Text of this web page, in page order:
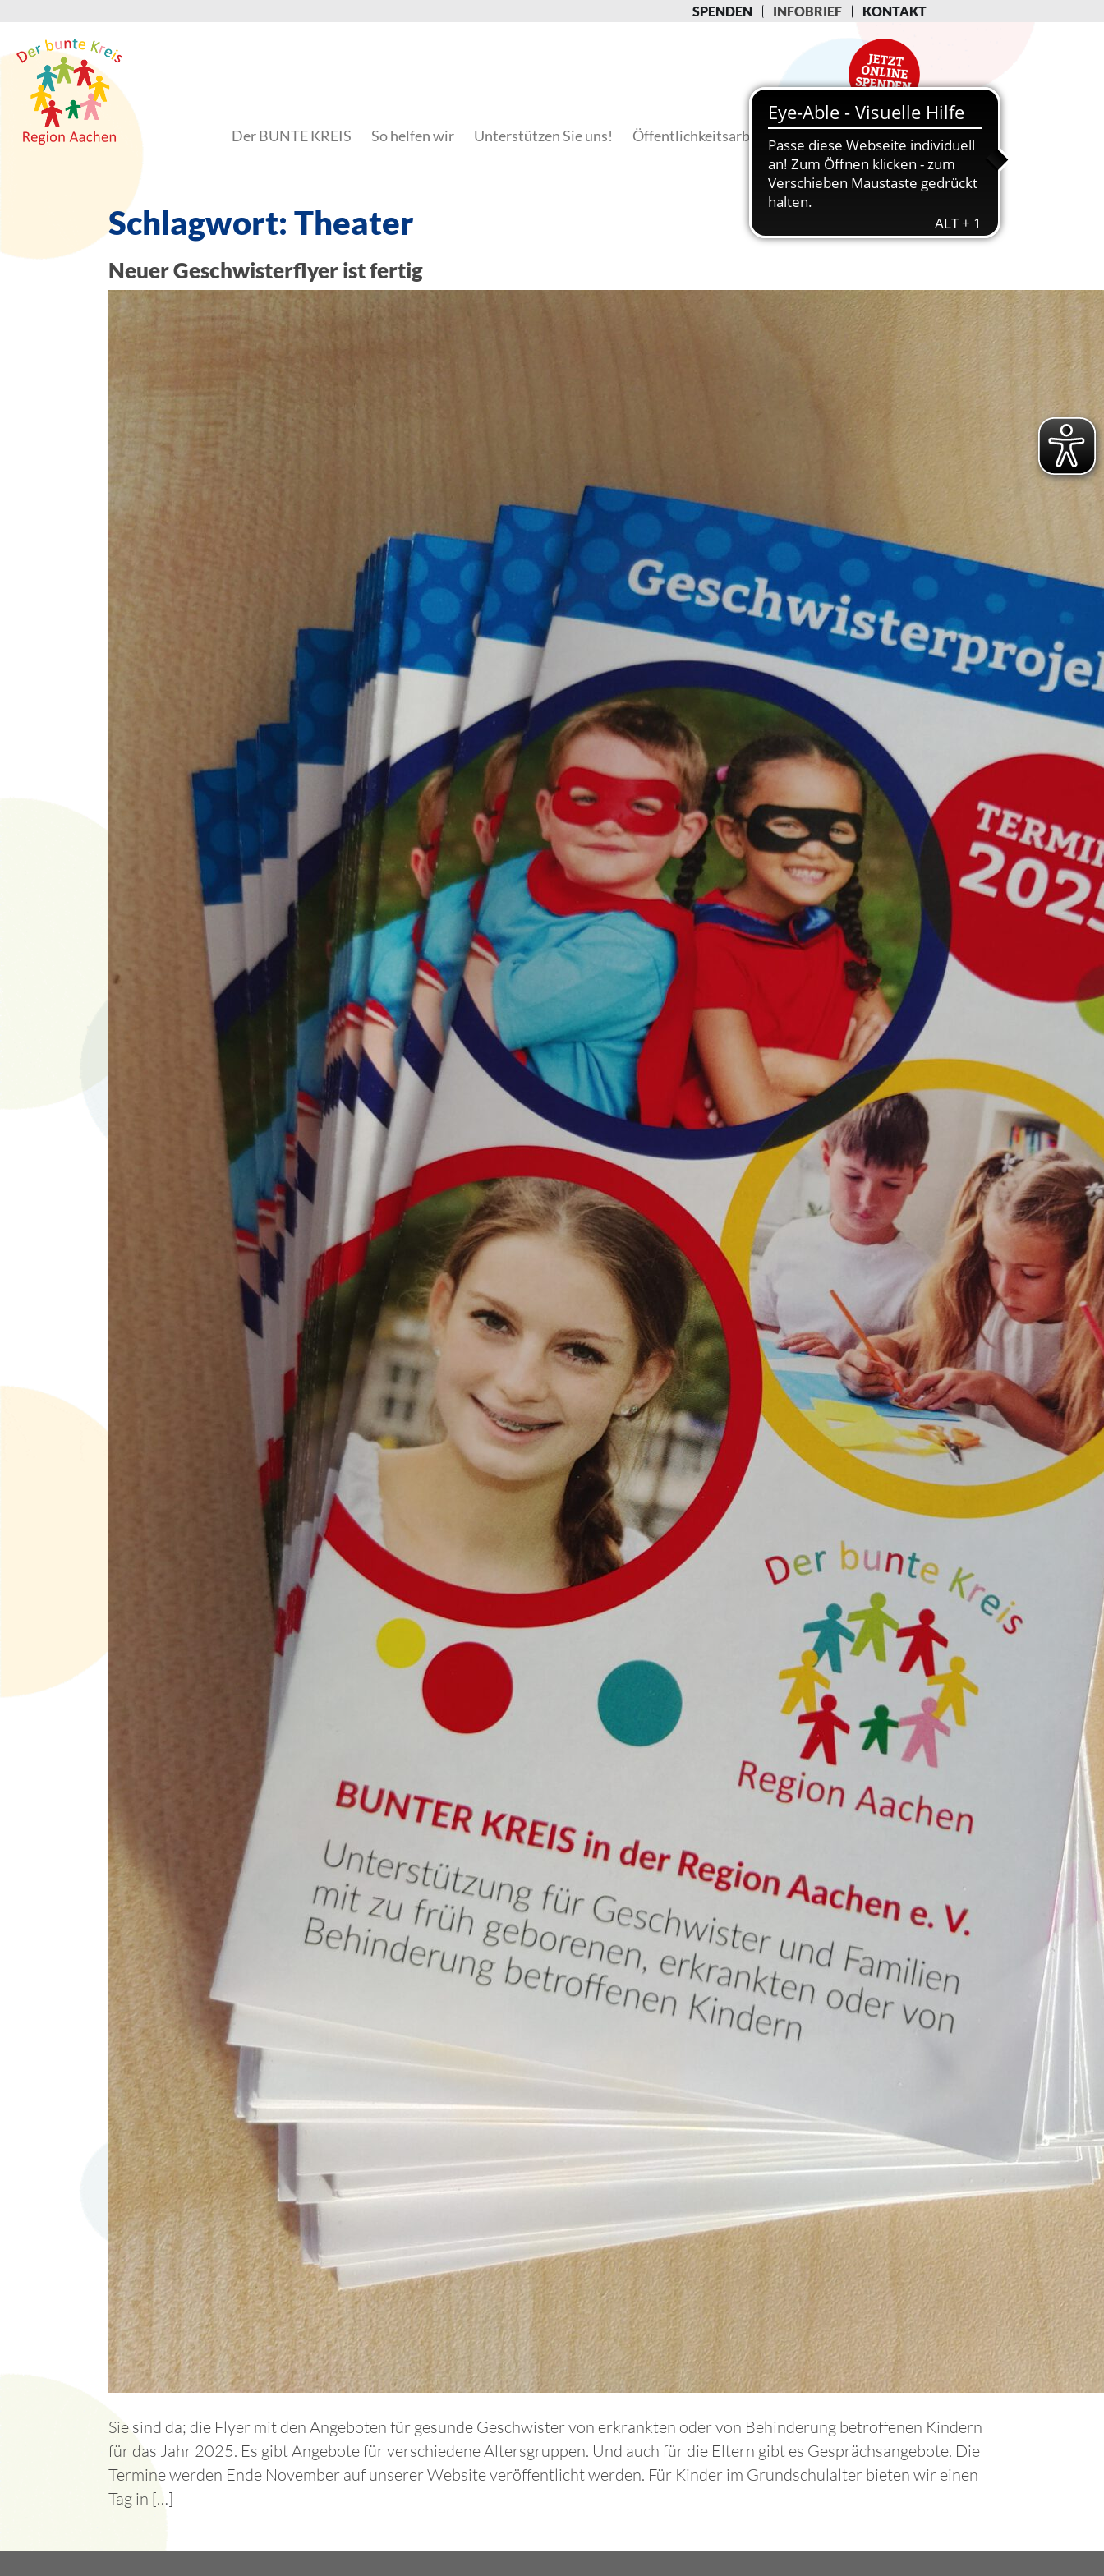
SPENDEN INFOBRIEF KONTAKT
Der BUNTE KREIS So helfen wir Unterstützen Sie uns! Öffentlichkeitsarbeit Fachinformationen
Schlagwort: Theater
Neuer Geschwisterflyer ist fertig
Sie sind da; die Flyer mit den Angeboten für gesunde Geschwister von erkrankten oder von Behinderung betroffenen Kindern
für das Jahr 2025. Es gibt Angebote für verschiedene Altersgruppen. Und auch für die Eltern gibt es Gesprächsangebote. Die
Termine werden Ende November auf unserer Website veröffentlicht werden. Für Kinder im Grundschulalter bieten wir einen
Tag in […]